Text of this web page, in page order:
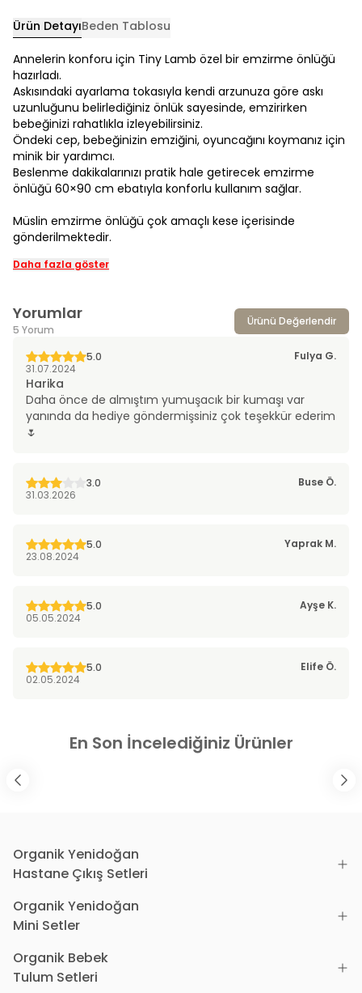
Ürün DetayıBeden Tablosu
Annelerin konforu için Tiny Lamb özel bir emzirme önlüğü
hazırladı.
Askısındaki ayarlama tokasıyla kendi arzunuza göre askı
uzunluğunu belirlediğiniz önlük sayesinde, emzirirken
bebeğinizi rahatlıkla izleyebilirsiniz.
Öndeki cep, bebeğinizin emziğini, oyuncağını koymanız için
minik bir yardımcı.
Beslenme dakikalarınızı pratik hale getirecek emzirme
önlüğü 60×90 cm ebatıyla konforlu kullanım sağlar.
Müslin emzirme önlüğü çok amaçlı kese içerisinde
gönderilmektedir.
Daha fazla göster
Yorumlar
5 Yorum
Ürünü Değerlendir
5.0 Fulya G.
31.07.2024
Harika
Daha önce de almıştım yumuşacık bir kumaşı var
yanında da hediye göndermişsiniz çok teşekkür ederim
🌷
3.0 Buse Ö.
31.03.2026
5.0 Yaprak M.
23.08.2024
5.0 Ayşe K.
05.05.2024
5.0 Elife Ö.
02.05.2024
En Son İncelediğiniz Ürünler
Organik Yenidoğan
Hastane Çıkış Setleri
Organik Yenidoğan
Mini Setler
Organik Bebek
Tulum Setleri